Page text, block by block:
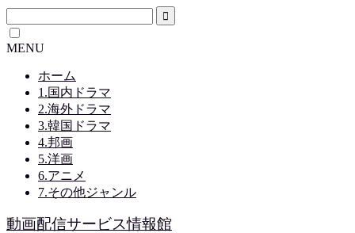
MENU
ホーム
1.国内ドラマ
2.海外ドラマ
3.韓国ドラマ
4.邦画
5.洋画
6.アニメ
7.その他ジャンル
動画配信サービス情報館